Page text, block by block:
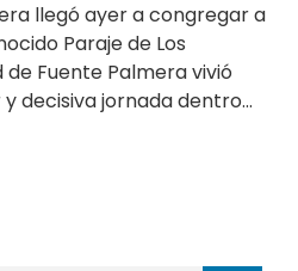
llegó ayer a congregar a
Paraje de Los
Fuente Palmera vivió
decisiva jornada dentro...